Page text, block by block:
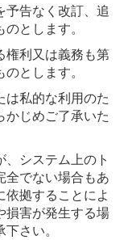
予告なく改訂、追
とします。
権利又は義務も第
とします。
私的な利用のた
じめご了承いた
システム上のト
全でない場合もあ
依拠することによ
損害が発生する場
さい。